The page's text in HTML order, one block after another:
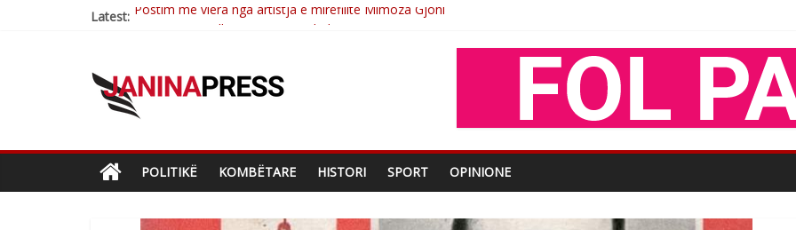
Latest: Nga poetja atdhetare Kumrie Shala -BOLL MO
Çlirimtari Mentor Mushkolaj nderohet me mirenjohje nga Xhevdet Qeriqi Dega e invalidëve në Fushë Kosovë
Postim me vlera nga artistja e mirëfilltë Mimoza Gjoni
POLITIKË KOMBËTARE HISTORI SPORT OPINIONE